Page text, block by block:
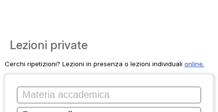
Lezioni private
Cerchi ripetizioni? Lezioni in presenza o lezioni individuali online.